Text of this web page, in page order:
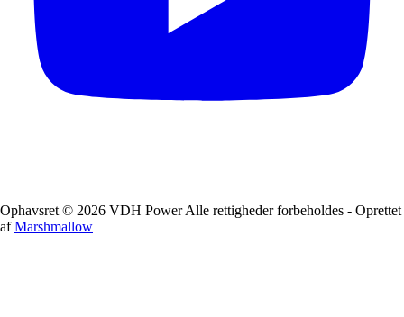
Ophavsret © 2026 VDH Power Alle rettigheder forbeholdes - Oprettet
afMarshmallow